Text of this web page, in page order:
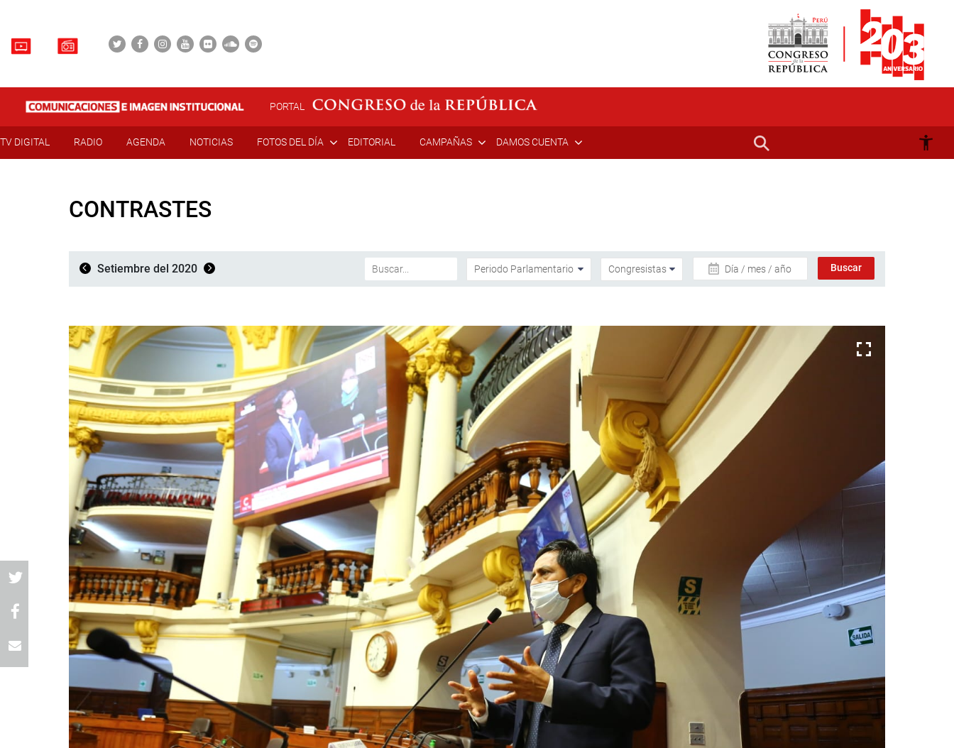
PORTAL
TV DIGITAL RADIO AGENDA NOTICIAS FOTOS DEL DÍA EDITORIAL CAMPAÑAS DAMOS CUENTA
CONTRASTES
Setiembre del 2020 Día / mes / año